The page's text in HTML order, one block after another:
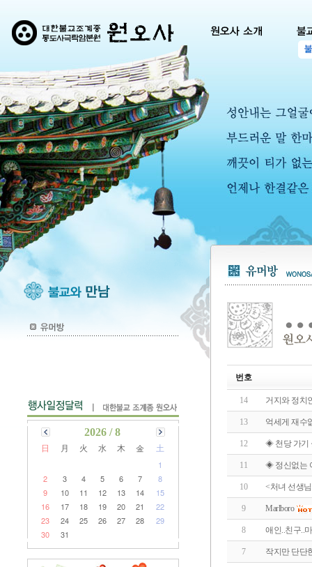
2026 / 8
日 月 火 水 木 金 土
1
2
3 4 5 6 7
8
9
10 11 12 13 14
15
16
17 18 19 20 21
22
23
24 25 26 27 28
29
30
31
번호
14 거지와 정치
13 억세게 재수
12 ◈ 천당 가기
11 ◈ 정신없는
10 <처녀 선생
9 Marlboro
8 애인..친구..
7 작지만 단단